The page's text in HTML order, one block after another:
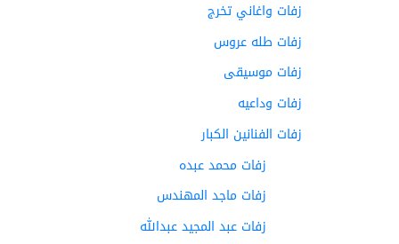
زفات واغاني تخرج
زفات طله عروس
زفات موسيقى
زفات وداعيه
زفات الفنانين الكبار
زفات محمد عبده
زفات ماجد المهندس
زفات عبد المجيد عبدالله